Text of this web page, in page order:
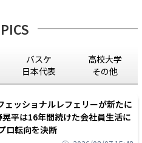
バスケ
日本代表
高校大学
その他
ェッショナルレフェリーが新たに
平は16年間続けた会社員生活に
ロ転向を決断